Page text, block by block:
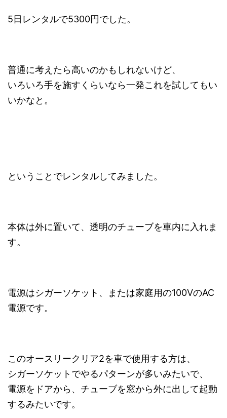
5日レンタルで5300円でした。
普通に考えたら高いのかもしれないけど、
いろいろ手を施すくらいなら一発これを試してもい
いかなと。
ということでレンタルしてみました。
本体は外に置いて、透明のチューブを車内に入れま
す。
電源はシガーソケット、または家庭用の100VのAC
電源です。
このオースリークリア2を車で使用する方は、
シガーソケットでやるパターンが多いみたいで、
電源をドアから、チューブを窓から外に出して起動
するみたいです。